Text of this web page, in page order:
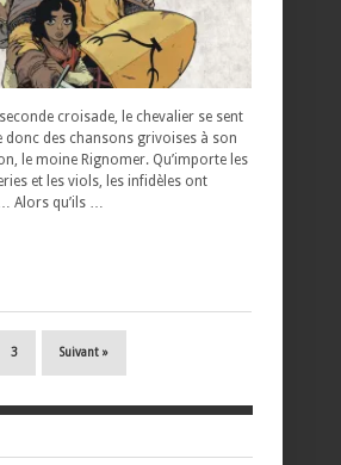
croisade, le chevalier se sent
donc des chansons grivoises à son
le moine Rignomer. Qu’importe les
et les viols, les infidèles ont
Alors qu’ils …
3 Suivant »